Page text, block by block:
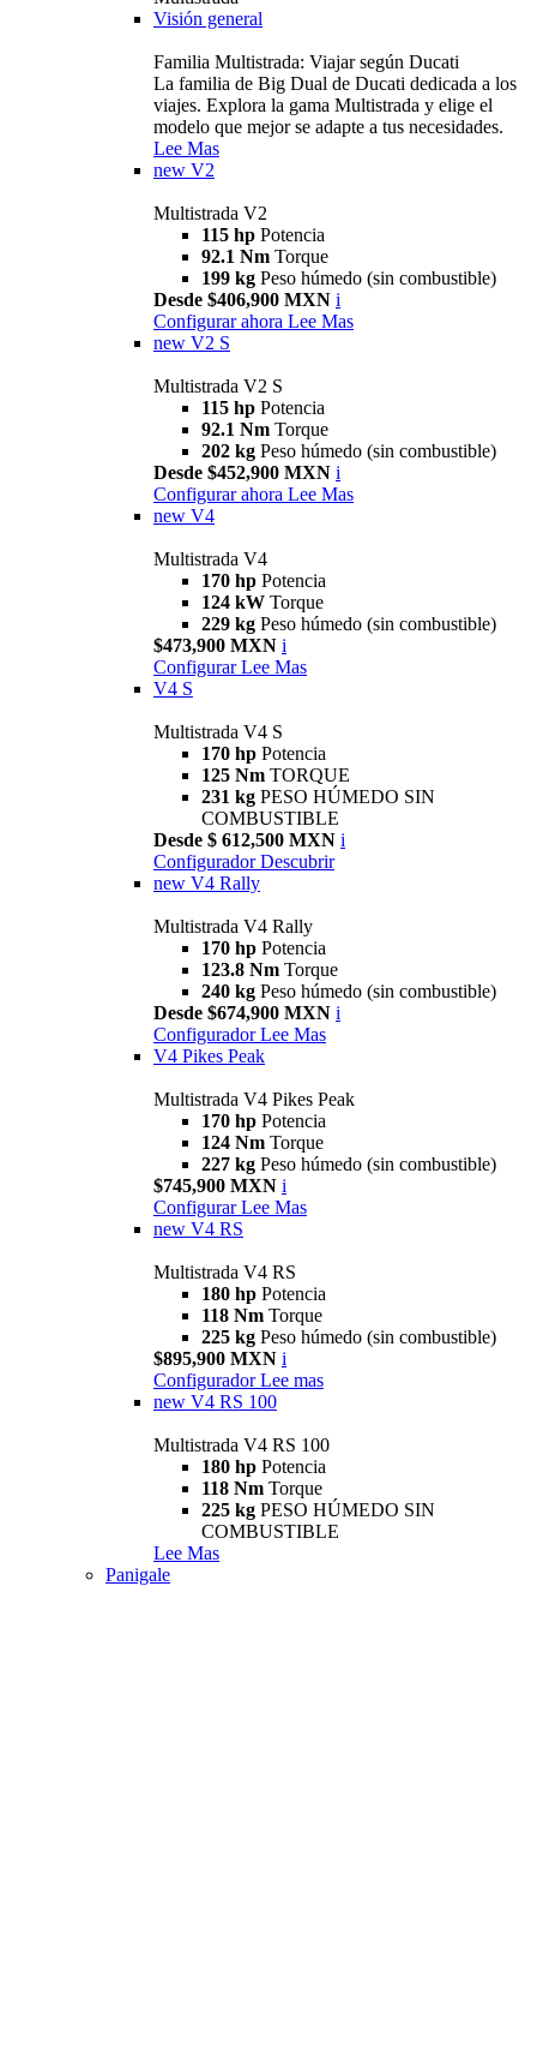
Visión general
Familia Multistrada: Viajar según Ducati
La familia de Big Dual de Ducati dedicada a los
viajes. Explora la gama Multistrada y elige el
modelo que mejor se adapte a tus necesidades.
Lee Mas
new V2
Multistrada V2
115 hp Potencia
92.1 Nm Torque
199 kg Peso húmedo (sin combustible)
Desde $406,900 MXN i
Configurar ahora Lee Mas
new V2 S
Multistrada V2 S
115 hp Potencia
92.1 Nm Torque
202 kg Peso húmedo (sin combustible)
Desde $452,900 MXN i
Configurar ahora Lee Mas
new V4
Multistrada V4
170 hp Potencia
124 kW Torque
229 kg Peso húmedo (sin combustible)
$473,900 MXN i
Configurar Lee Mas
V4 S
Multistrada V4 S
170 hp Potencia
125 Nm TORQUE
231 kg PESO HÚMEDO SIN
COMBUSTIBLE
Desde $ 612,500 MXN i
Configurador Descubrir
new V4 Rally
Multistrada V4 Rally
170 hp Potencia
123.8 Nm Torque
240 kg Peso húmedo (sin combustible)
Desde $674,900 MXN i
Configurador Lee Mas
V4 Pikes Peak
Multistrada V4 Pikes Peak
170 hp Potencia
124 Nm Torque
227 kg Peso húmedo (sin combustible)
$745,900 MXN i
Configurar Lee Mas
new V4 RS
Multistrada V4 RS
180 hp Potencia
118 Nm Torque
225 kg Peso húmedo (sin combustible)
$895,900 MXN i
Configurador Lee mas
new V4 RS 100
Multistrada V4 RS 100
180 hp Potencia
118 Nm Torque
225 kg PESO HÚMEDO SIN
COMBUSTIBLE
Lee Mas
Panigale